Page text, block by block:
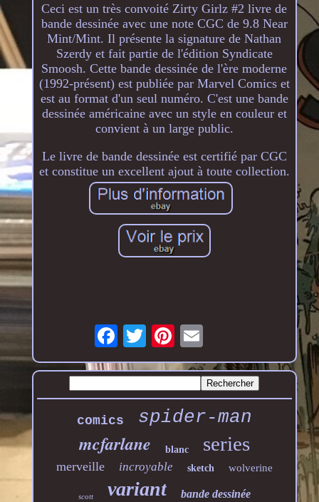
Ceci est un très convoité Zirty Girlz #2 livre de
bande dessinée avec une note CGC de 9.8 Near
Mint/Mint. Il présente la signature de Nathan
Szerdy et fait partie de l'édition Syndicate
Smoosh. Cette bande dessinée de l'ère moderne
(1992-présent) est publiée par Marvel Comics et
est au format d'un seul numéro. C'est une bande
dessinée américaine avec un style en couleur et
convient à un large public.
Le livre de bande dessinée est certifié par CGC
et constitue un excellent ajout à toute collection.
comics spider-man
mcfarlane blanc series
merveille incroyable sketch wolverine
scott variant bande dessinée